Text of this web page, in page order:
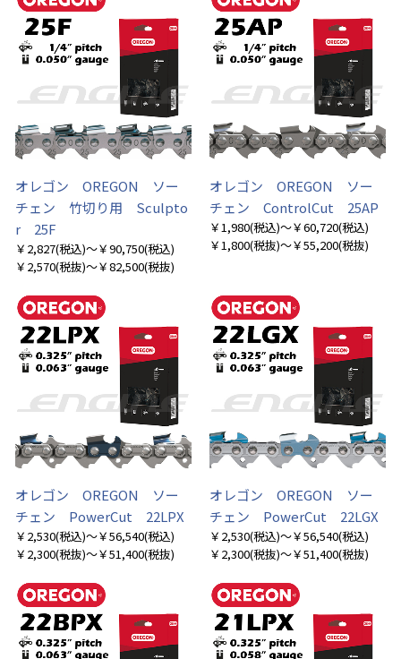
オレゴン OREGON ソー
チェン 竹切り用 Sculpto
r 25F
￥2,827(税込)～￥90,750(税込)
￥2,570(税抜)～￥82,500(税抜)
オレゴン OREGON ソー
チェン ControlCut 25AP
￥1,980(税込)～￥60,720(税込)
￥1,800(税抜)～￥55,200(税抜)
オレゴン OREGON ソー
チェン PowerCut 22LPX
￥2,530(税込)～￥56,540(税込)
￥2,300(税抜)～￥51,400(税抜)
オレゴン OREGON ソー
チェン PowerCut 22LGX
￥2,530(税込)～￥56,540(税込)
￥2,300(税抜)～￥51,400(税抜)